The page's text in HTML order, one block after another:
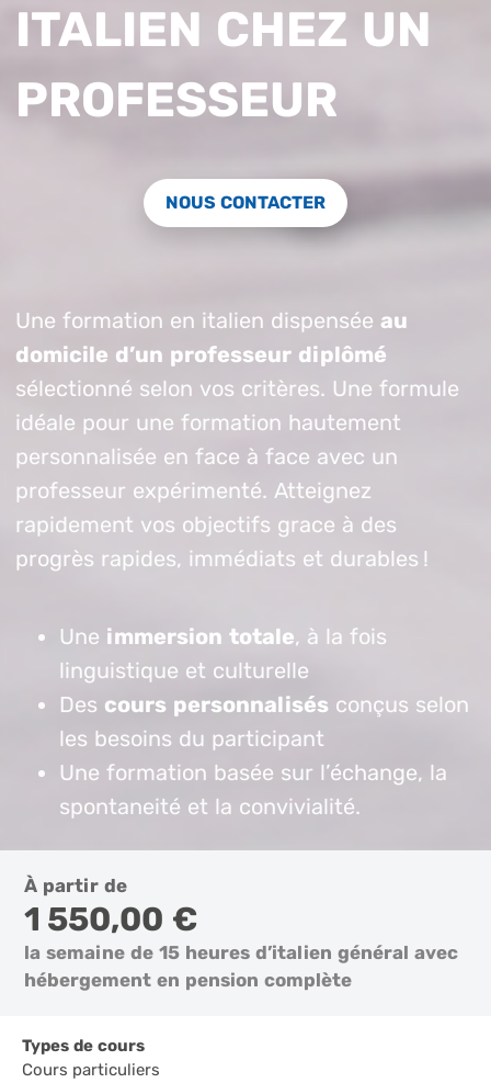
ITALIEN CHEZ UN
PROFESSEUR
NOUS CONTACTER
Une formation en italien dispensée au
domicile d’un professeur diplômé
sélectionné selon vos critères. Une formule
idéale pour une formation hautement
personnalisée en face à face avec un
professeur expérimenté. Atteignez
rapidement vos objectifs grace à des
progrès rapides, immédiats et durables !
Une immersion totale, à la fois
linguistique et culturelle
Des cours personnalisés conçus selon
les besoins du participant
Une formation basée sur l’échange, la
spontaneité et la convivialité.
À partir de
1 550,00 €
la semaine de 15 heures d’italien général avec
hébergement en pension complète
Types de cours
Cours particuliers